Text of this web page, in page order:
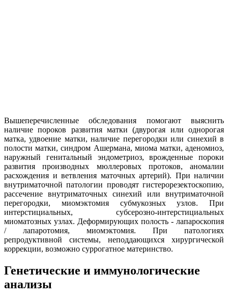
Вышеперечисленные обследования помогают выяснить
наличие пороков развития матки (двурогая или однорогая
матка, удвоение матки, наличие перегородки или синехий в
полости матки, синдром Ашермана, миома матки, аденомиоз,
наружный генитальный эндометриоз, врожденные пороки
развития производных мюллеровых протоков, аномалии
расхождения и ветвления маточных артерий). При наличии
внутриматочной патологии проводят гистерорезектоскопию,
рассечение внутриматочных синехий или внутриматочной
перегородки, миомэктомия субмукозных узлов. При
интерстициальных, субсерозно-интерстициальных
миоматозных узлах. Деформирующих полость - лапароскопия
/ лапаротомия, миомэктомия. При патологиях
репродуктивной системы, неподдающихся хирургической
коррекции, возможно суррогатное материнство.
Генетические и иммунологические
анализы